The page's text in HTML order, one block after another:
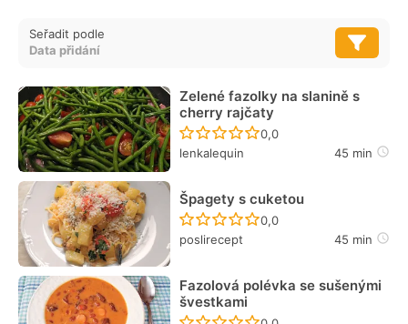
daleko větší výběr. Vyberte si, co vám
s našimi
Seřadit podle
Zelené fazolky na slanině s
cherry rajčaty
Recept ještě nebyl
0,0
lenkalequin
45 min
Špagety s cuketou
Recept ještě nebyl
0,0
poslirecept
45 min
Fazolová polévka se sušenými
švestkami